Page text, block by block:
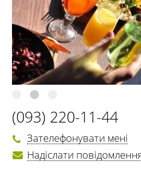
(093) 220-11-44
Зателефонувати мені
Надіслати